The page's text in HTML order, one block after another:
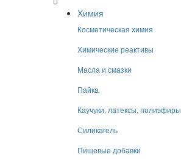
Химия
Косметическая химия
Химические реактивы
Масла и смазки
Пайка
Каучуки, латексы, полиэфиры
Силикагель
Пищевые добавки